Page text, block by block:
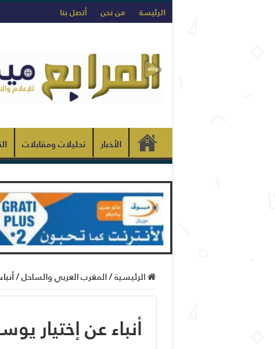
الرئيسة من نحن أتصل بنا
الأخبار تحليلات ومقابلات
الرئيسية/المغرب العربي والساحل/
أنباء عن